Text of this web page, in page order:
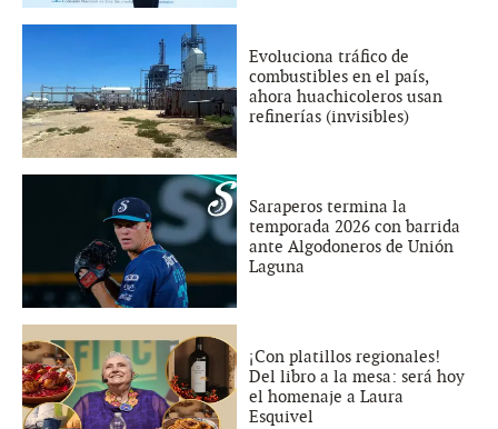
Evoluciona tráfico de
combustibles en el país,
ahora huachicoleros usan
refinerías (invisibles)
Saraperos termina la
temporada 2026 con barrida
ante Algodoneros de Unión
Laguna
¡Con platillos regionales!
Del libro a la mesa: será hoy
el homenaje a Laura
Esquivel